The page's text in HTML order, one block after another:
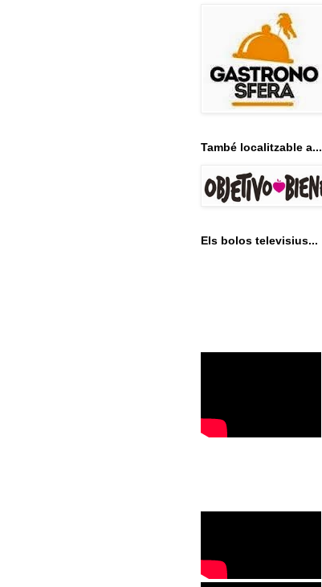
També localitzable a...
Els bolos televisius...